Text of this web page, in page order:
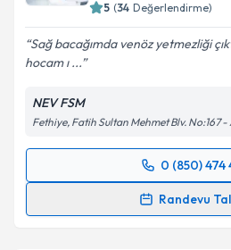
5 (34 Değerlendirme)
Sağ bacağımda venöz yetmezliği
hocam ı ...
NEV FSM
Fethiye, Fatih Sultan Mehmet Blv. No:167 -
0 (850) 474
Randevu
Randevu Takvimi Talebi